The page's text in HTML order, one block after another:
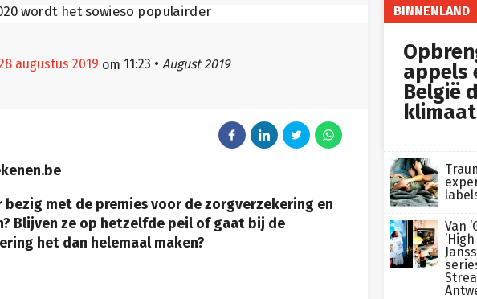
augustus 2019 om 11:23 • August 2019
met de premies voor de zorgverzekering en
Blijven ze op hetzelfde peil of gaat bij de
het dan helemaal maken?
BINNENLAND
appels
België
Van